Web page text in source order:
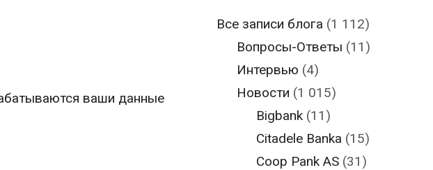
ваши данные
Все записи блога (1 112)
Вопросы-Ответы (11)
Интервью (4)
Новости (1 015)
Bigbank (11)
Citadele Banka (15)
Coop Pank AS (31)